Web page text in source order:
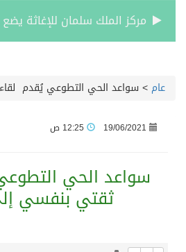
سواعد الحي التطوعي يُقدم لقاء ثقتي
19/06/2021 12:25 ص
سواعد الحي التطوعي
ثقتي بنفسي إلى